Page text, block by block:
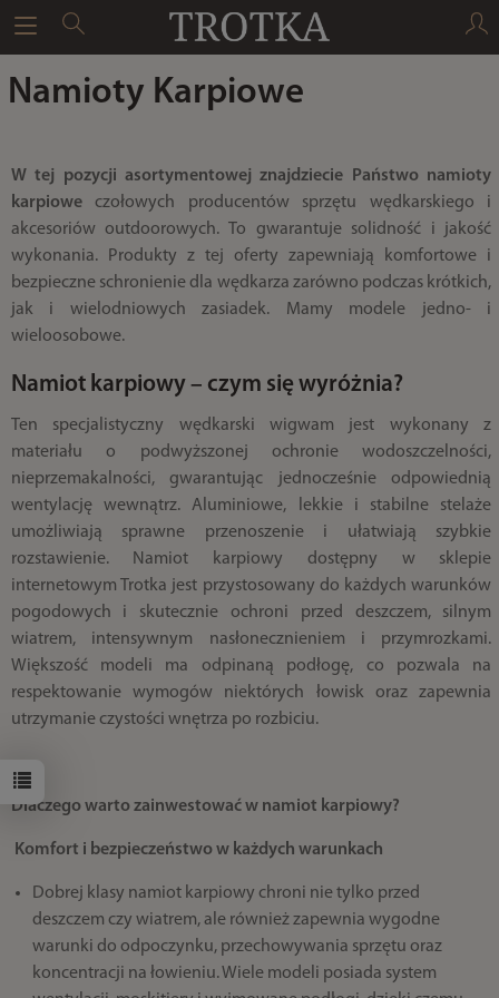
Namioty Karpiowe
W tej pozycji asortymentowej znajdziecie Państwo namioty
karpioweczołowych producentów sprzętu wędkarskiego i
akcesoriów outdoorowych. To gwarantuje solidność i jakość
wykonania. Produkty z tej oferty zapewniają komfortowe i
bezpieczne schronienie dla wędkarza zarówno podczas krótkich,
jak i wielodniowych zasiadek. Mamy modele jedno- i
wieloosobowe.
Namiot karpiowy – czym się wyróżnia?
Ten specjalistyczny wędkarski wigwam jest wykonany z
materiału o podwyższonej ochronie wodoszczelności,
nieprzemakalności, gwarantując jednocześnie odpowiednią
wentylację wewnątrz. Aluminiowe, lekkie i stabilne stelaże
umożliwiają sprawne przenoszenie i ułatwiają szybkie
rozstawienie. Namiot karpiowy dostępny w sklepie
internetowym Trotka jest przystosowany do każdych warunków
pogodowych i skutecznie ochroni przed deszczem, silnym
wiatrem, intensywnym nasłonecznieniem i przymrozkami.
Większość modeli ma odpinaną podłogę, co pozwala na
respektowanie wymogów niektórych łowisk oraz zapewnia
utrzymanie czystości wnętrza po rozbiciu.
Dlaczego warto zainwestować w namiot karpiowy?
Komfort i bezpieczeństwo w każdych warunkach
Dobrej klasy namiot karpiowy chroni nie tylko przed
deszczem czy wiatrem, ale również zapewnia wygodne
warunki do odpoczynku, przechowywania sprzętu oraz
koncentracji na łowieniu. Wiele modeli posiada system